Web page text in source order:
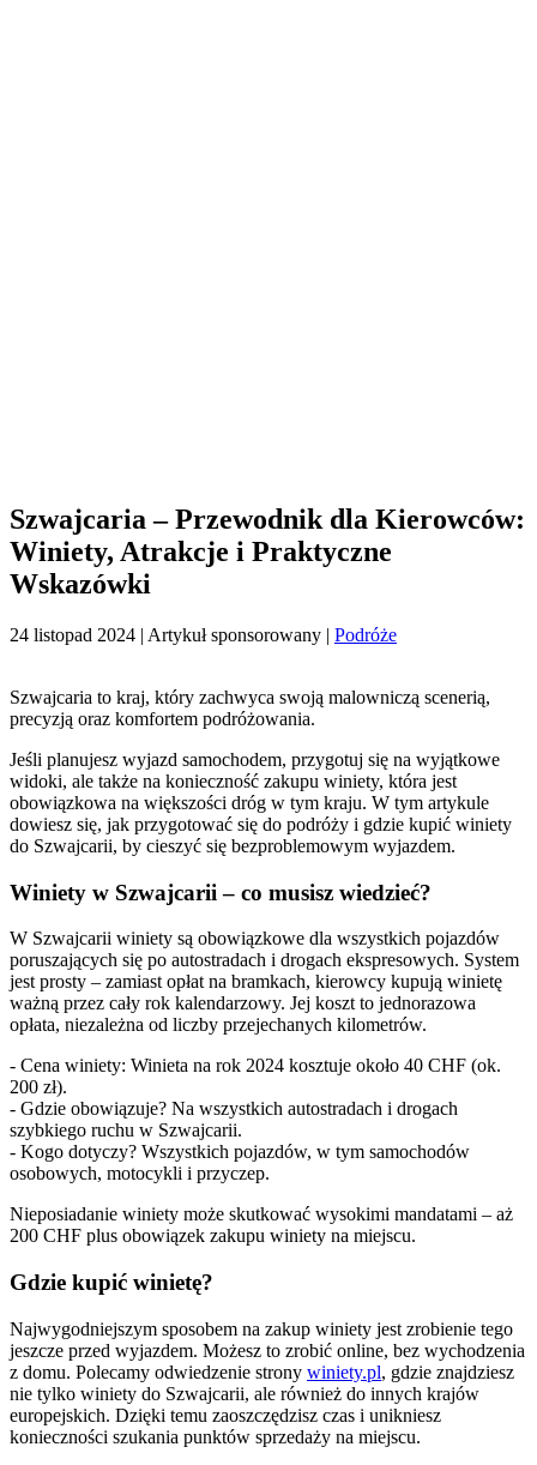
Szwajcaria – Przewodnik dla Kierowców:
Winiety, Atrakcje i Praktyczne
Wskazówki
24 listopad 2024 | Artykuł sponsorowany | Podróże
Szwajcaria to kraj, który zachwyca swoją malowniczą scenerią,
precyzją oraz komfortem podróżowania.
Jeśli planujesz wyjazd samochodem, przygotuj się na wyjątkowe
widoki, ale także na konieczność zakupu winiety, która jest
obowiązkowa na większości dróg w tym kraju. W tym artykule
dowiesz się, jak przygotować się do podróży i gdzie kupić winiety
do Szwajcarii, by cieszyć się bezproblemowym wyjazdem.
Winiety w Szwajcarii – co musisz wiedzieć?
W Szwajcarii winiety są obowiązkowe dla wszystkich pojazdów
poruszających się po autostradach i drogach ekspresowych. System
jest prosty – zamiast opłat na bramkach, kierowcy kupują winietę
ważną przez cały rok kalendarzowy. Jej koszt to jednorazowa
opłata, niezależna od liczby przejechanych kilometrów.
- Cena winiety: Winieta na rok 2024 kosztuje około 40 CHF (ok.
200 zł).
- Gdzie obowiązuje? Na wszystkich autostradach i drogach
szybkiego ruchu w Szwajcarii.
- Kogo dotyczy? Wszystkich pojazdów, w tym samochodów
osobowych, motocykli i przyczep.
Nieposiadanie winiety może skutkować wysokimi mandatami – aż
200 CHF plus obowiązek zakupu winiety na miejscu.
Gdzie kupić winietę?
Najwygodniejszym sposobem na zakup winiety jest zrobienie tego
jeszcze przed wyjazdem. Możesz to zrobić online, bez wychodzenia
z domu. Polecamy odwiedzenie strony winiety.pl, gdzie znajdziesz
nie tylko winiety do Szwajcarii, ale również do innych krajów
europejskich. Dzięki temu zaoszczędzisz czas i unikniesz
konieczności szukania punktów sprzedaży na miejscu.